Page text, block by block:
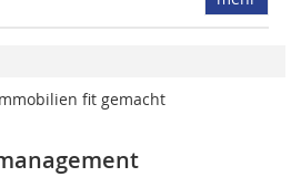
fit gemacht